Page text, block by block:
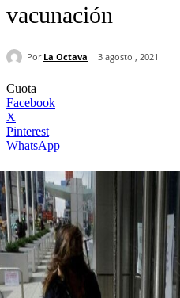
vacunación
Por La Octava 3 agosto , 2021
Cuota
Facebook
X
Pinterest
WhatsApp